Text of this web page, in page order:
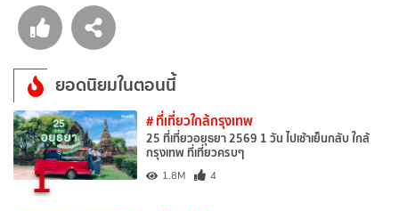
ยอดนิยมในตอนนี้
1
# ที่เที่ยวใกล้กรุงเทพ
25 ที่เที่ยวอยุธยา 2569 1 วัน ไปเช้าเย็นกลับ ใกล้
กรุงเทพ ที่เที่ยวครบๆ
1.8M 4